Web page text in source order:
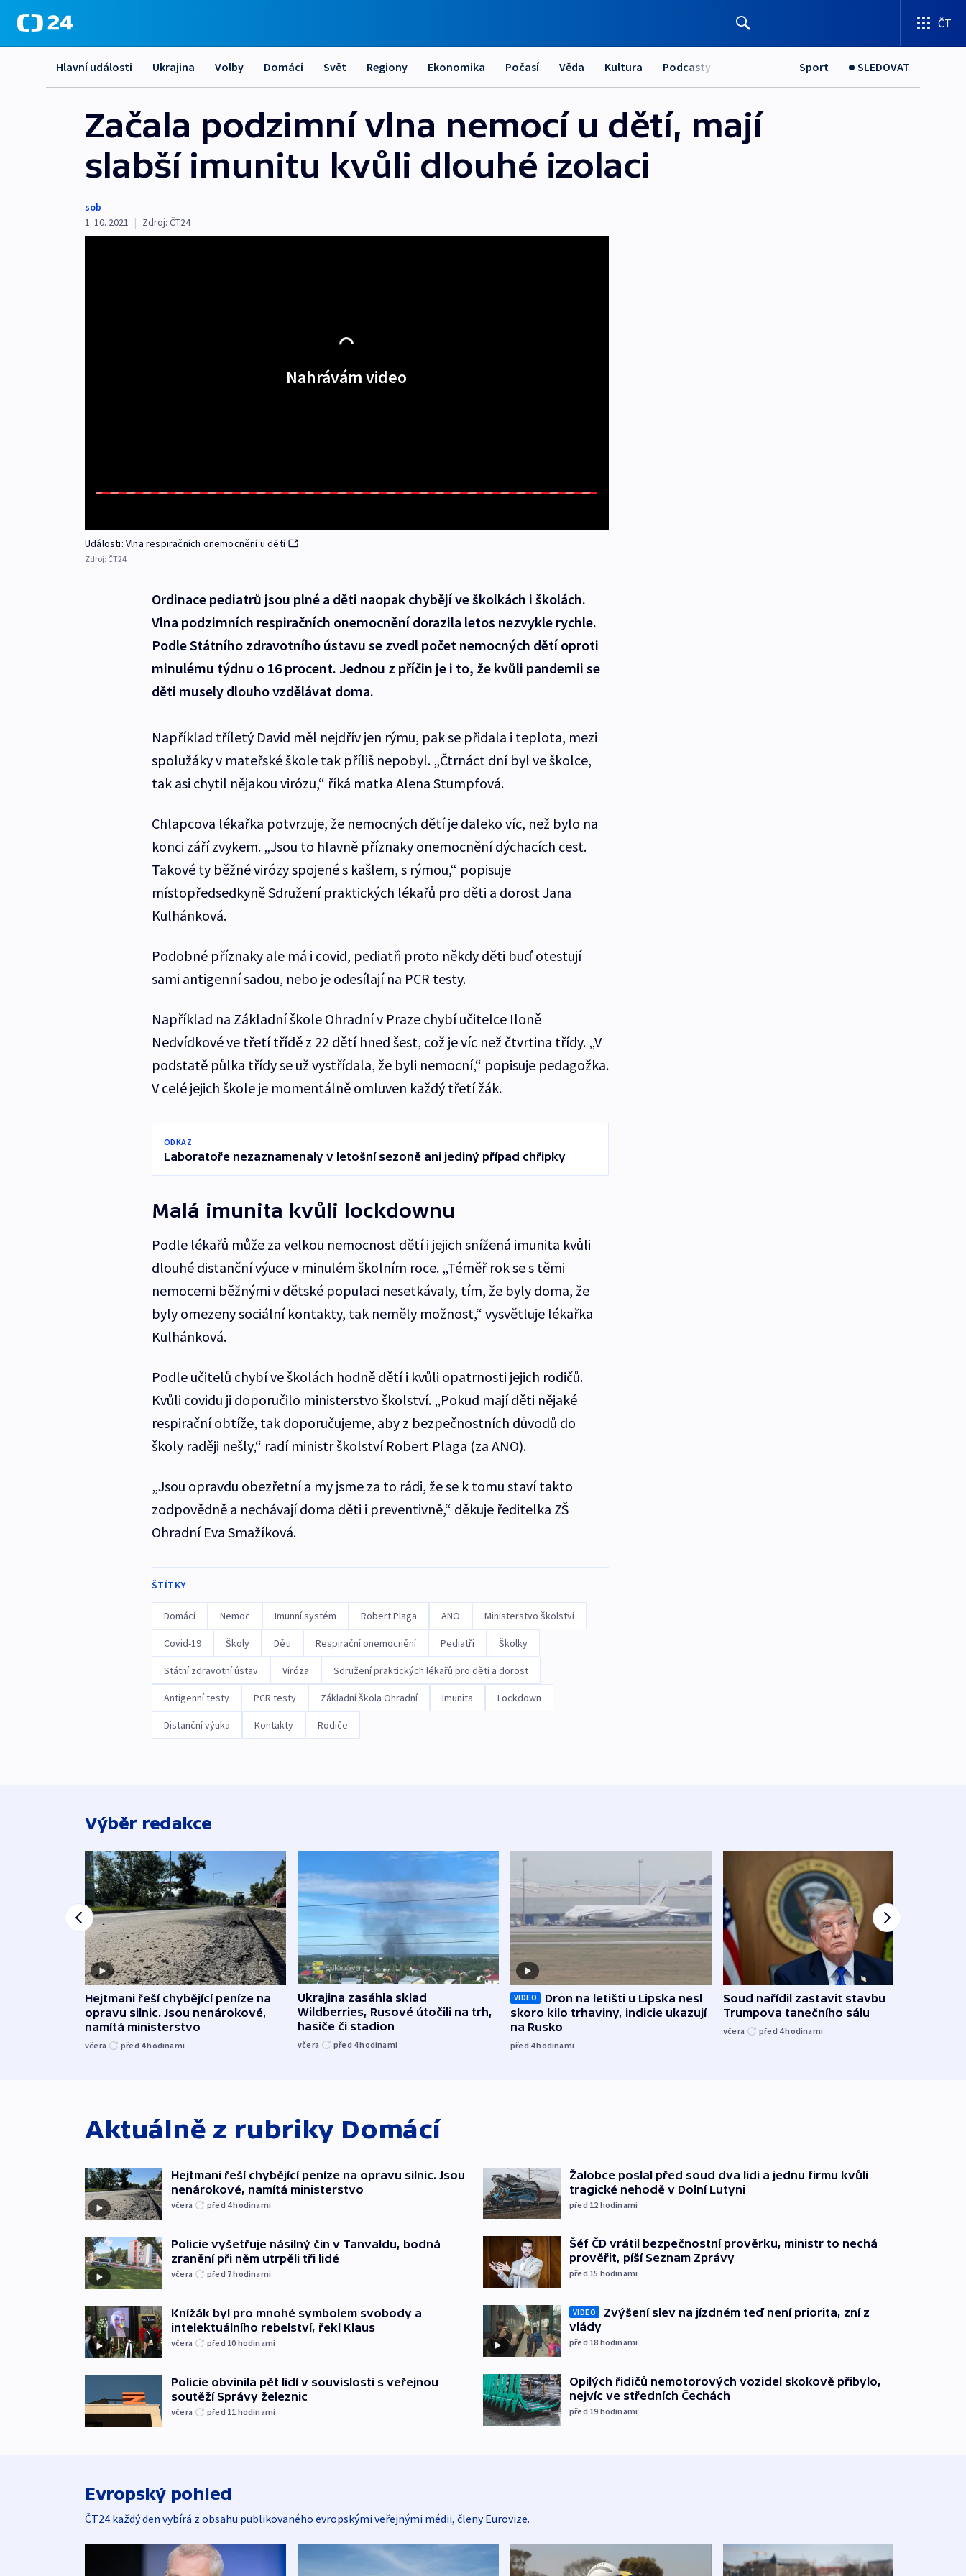
ČT
Hlavní události Ukrajina Volby Domácí Svět Regiony Ekonomika Počasí Věda Kultura Podcasty Sport SLEDOVAT
Začala podzimní vlna nemocí u dětí, mají
slabší imunitu kvůli dlouhé izolaci
sob
1. 10. 2021 | Zdroj: ČT24
Nahrávám video
Události: Vlna respiračních onemocnění u dětí
Zdroj: ČT24
Ordinace pediatrů jsou plné a děti naopak chybějí ve školkách i školách.
Vlna podzimních respiračních onemocnění dorazila letos nezvykle rychle.
Podle Státního zdravotního ústavu se zvedl počet nemocných dětí oproti
minulému týdnu o 16 procent. Jednou z příčin je i to, že kvůli pandemii se
děti musely dlouho vzdělávat doma.
Například tříletý David měl nejdřív jen rýmu, pak se přidala i teplota, mezi
spolužáky v mateřské škole tak příliš nepobyl. „Čtrnáct dní byl ve školce,
tak asi chytil nějakou virózu,“ říká matka Alena Stumpfová.
Chlapcova lékařka potvrzuje, že nemocných dětí je daleko víc, než bylo na
konci září zvykem. „Jsou to hlavně příznaky onemocnění dýchacích cest.
Takové ty běžné virózy spojené s kašlem, s rýmou,“ popisuje
místopředsedkyně Sdružení praktických lékařů pro děti a dorost Jana
Kulhánková.
Podobné příznaky ale má i covid, pediatři proto někdy děti buď otestují
sami antigenní sadou, nebo je odesílají na PCR testy.
Například na Základní škole Ohradní v Praze chybí učitelce Iloně
Nedvídkové ve třetí třídě z 22 dětí hned šest, což je víc než čtvrtina třídy. „V
podstatě půlka třídy se už vystřídala, že byli nemocní,“ popisuje pedagožka.
V celé jejich škole je momentálně omluven každý třetí žák.
ODKAZ
Laboratoře nezaznamenaly v letošní sezoně ani jediný případ chřipky
Malá imunita kvůli lockdownu
Podle lékařů může za velkou nemocnost dětí i jejich snížená imunita kvůli
dlouhé distanční výuce v minulém školním roce. „Téměř rok se s těmi
nemocemi běžnými v dětské populaci nesetkávaly, tím, že byly doma, že
byly omezeny sociální kontakty, tak neměly možnost,“ vysvětluje lékařka
Kulhánková.
Podle učitelů chybí ve školách hodně dětí i kvůli opatrnosti jejich rodičů.
Kvůli covidu ji doporučilo ministerstvo školství. „Pokud mají děti nějaké
respirační obtíže, tak doporučujeme, aby z bezpečnostních důvodů do
školy raději nešly,“ radí ministr školství Robert Plaga (za ANO).
„Jsou opravdu obezřetní a my jsme za to rádi, že se k tomu staví takto
zodpovědně a nechávají doma děti i preventivně,“ děkuje ředitelka ZŠ
Ohradní Eva Smažíková.
ŠTÍTKY
Domácí Nemoc Imunní systém Robert Plaga ANO Ministerstvo školství
Covid-19 Školy Děti Respirační onemocnění Pediatři Školky
Státní zdravotní ústav Viróza Sdružení praktických lékařů pro děti a dorost
Antigenní testy PCR testy Základní škola Ohradní Imunita Lockdown
Distanční výuka Kontakty Rodiče
Výběr redakce
Hejtmani řeší chybějící peníze na
opravu silnic. Jsou nenárokové,
namítá ministerstvo
včera před 4hodinami
Ukrajina zasáhla sklad
Wildberries, Rusové útočili na trh,
hasiče či stadion
včera před 4hodinami
VIDEO
Dron na letišti u Lipska nesl
skoro kilo trhaviny, indicie ukazují
na Rusko
před 4hodinami
Soud nařídil zastavit stavbu
Trumpova tanečního sálu
včera před 4hodinami
Aktuálně z rubriky Domácí
Hejtmani řeší chybějící peníze na opravu silnic. Jsou
nenárokové, namítá ministerstvo
včera před 4hodinami
Policie vyšetřuje násilný čin v Tanvaldu, bodná
zranění při něm utrpěli tři lidé
včera před 7hodinami
Knížák byl pro mnohé symbolem svobody a
intelektuálního rebelství, řekl Klaus
včera před 10 hodinami
Policie obvinila pět lidí v souvislosti s veřejnou
soutěží Správy železnic
včera před 11 hodinami
Žalobce poslal před soud dva lidi a jednu firmu kvůli
tragické nehodě v Dolní Lutyni
před 12 hodinami
Šéf ČD vrátil bezpečnostní prověrku, ministr to nechá
prověřit, píší Seznam Zprávy
před 15 hodinami
VIDEO
Zvýšení slev na jízdném teď není priorita, zní z
vlády
před 18 hodinami
Opilých řidičů nemotorových vozidel skokově přibylo,
nejvíc ve středních Čechách
před 19 hodinami
Evropský pohled
ČT24 každý den vybírá z obsahu publikovaného evropskými veřejnými médii, členy Eurovize.